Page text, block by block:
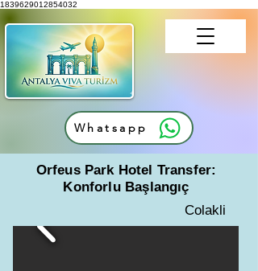
1839629012854032
Whatsapp
Orfeus Park Hotel Transfer:
Konforlu Başlangıç
Colakli